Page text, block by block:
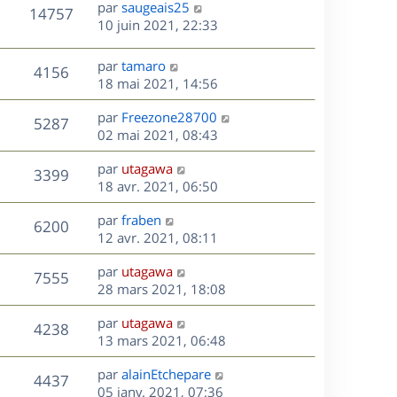
e
n
i
e
r
m
e
s
s
a
g
e
14757V
u
D
e
n
i
e
r
m
e
s
s
a
g
e
par saugeais25
10 juin 2021, 22:33
4156V
u
s
D
e
r
n
i
e
r
m
e
s
s
a
g
e
par tamaro
18 mai 2021, 14:56
5287V
u
s
D
e
r
n
i
e
r
m
e
s
s
a
g
e
par Freezone28700
02 mai 2021, 08:43
3399V
u
D
e
r
n
i
e
r
m
e
s
s
a
g
par utagawa
18 avr. 2021, 06:50
6200V
u
s
D
e
r
n
i
e
r
m
e
s
par fraben
12 avr. 2021, 08:11
7555V
u
e
s
D
e
r
n
i
e
r
par utagawa
28 mars 2021, 18:08
4238V
u
D
e
r
n
i
par utagawa
13 mars 2021, 06:48
4437V
D
e
par alainEtchepare
05 janv. 2021, 07:36